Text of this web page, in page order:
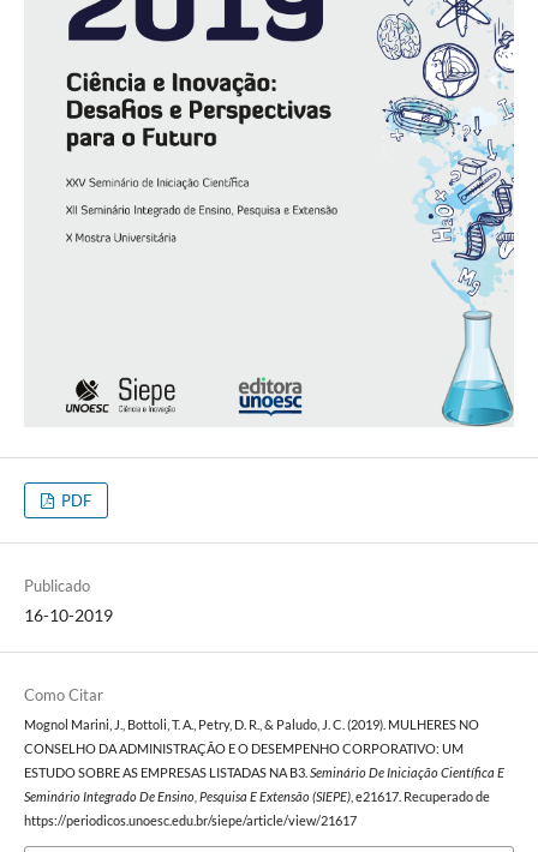
PDF
Publicado
16-10-2019
Como Citar
Mognol Marini, J., Bottoli, T. A., Petry, D. R., & Paludo, J. C. (2019). MULHERES NO
CONSELHO DA ADMINISTRAÇÃO E O DESEMPENHO CORPORATIVO: UM
ESTUDO SOBRE AS EMPRESAS LISTADAS NA B3. Seminário De Iniciação Científica E
Seminário Integrado De Ensino, Pesquisa E Extensão (SIEPE), e21617. Recuperado de
https://periodicos.unoesc.edu.br/siepe/article/view/21617